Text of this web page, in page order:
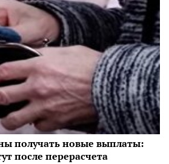
получать новые выплаты:
после перерасчета